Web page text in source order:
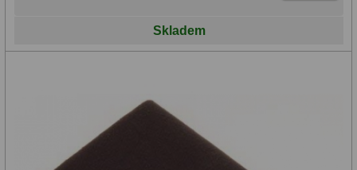
Skladem